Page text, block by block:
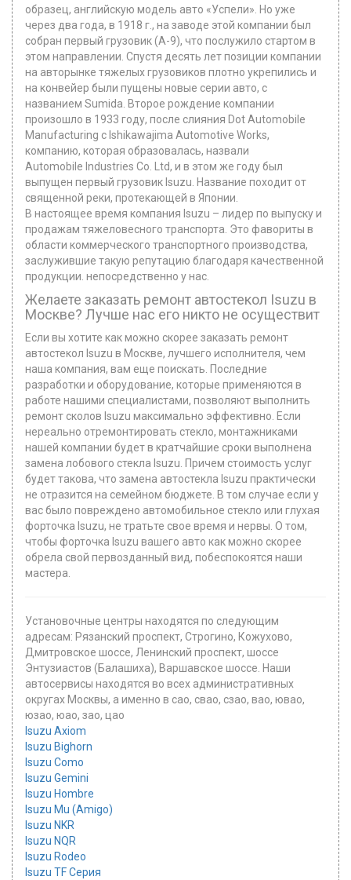
образец, английскую модель авто «Успели». Но уже
через два года, в 1918 г., на заводе этой компании был
собран первый грузовик (А-9), что послужило стартом в
этом направлении. Спустя десять лет позиции компании
на авторынке тяжелых грузовиков плотно укрепились и
на конвейер были пущены новые серии авто, с
названием Sumida. Второе рождение компании
произошло в 1933 году, после слияния Dot Automobile
Manufacturing с Ishikawajima Automotive Works,
компанию, которая образовалась, назвали
Automobile Industries Co. Ltd, и в этом же году был
выпущен первый грузовик Isuzu. Название походит от
священной реки, протекающей в Японии.
В настоящее время компания Isuzu – лидер по выпуску и
продажам тяжеловесного транспорта. Это фавориты в
области коммерческого транспортного производства,
заслужившие такую репутацию благодаря качественной
продукции. непосредственно у нас.
Желаете заказать ремонт автостекол Isuzu в
Москве? Лучше нас его никто не осуществит
Если вы хотите как можно скорее заказать ремонт
автостекол Isuzu в Москве, лучшего исполнителя, чем
наша компания, вам еще поискать. Последние
разработки и оборудование, которые применяются в
работе нашими специалистами, позволяют выполнить
ремонт сколов Isuzu максимально эффективно. Если
нереально отремонтировать стекло, монтажниками
нашей компании будет в кратчайшие сроки выполнена
замена лобового стекла Isuzu. Причем стоимость услуг
будет такова, что замена автостекла Isuzu практически
не отразится на семейном бюджете. В том случае если у
вас было повреждено автомобильное стекло или глухая
форточка Isuzu, не тратьте свое время и нервы. О том,
чтобы форточка Isuzu вашего авто как можно скорее
обрела свой первозданный вид, побеспокоятся наши
мастера.
Установочные центры находятся по следующим
адресам: Рязанский проспект, Строгино, Кожухово,
Дмитровское шоссе, Ленинский проспект, шоссе
Энтузиастов (Балашиха), Варшавское шоссе. Наши
автосервисы находятся во всех административных
округах Москвы, а именно в сао, свао, сзао, вао, ювао,
юзао, юао, зао, цао
Isuzu Axiom
Isuzu Bighorn
Isuzu Como
Isuzu Gemini
Isuzu Hombre
Isuzu Mu (Amigo)
Isuzu NKR
Isuzu NQR
Isuzu Rodeo
Isuzu TF Серия